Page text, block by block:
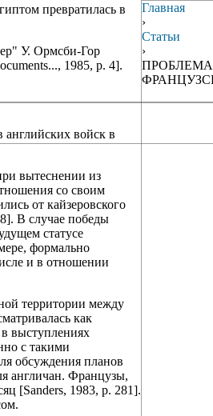
превратилась в
У. Ормсби-Гор
1985, p. 4].
войск в
вытеснении из
со своим
от кайзеровского
В случае победы
статусе
формально
и в отношении
территории между
как
выступлениях
с такими
обсуждения планов
англичан. Французы,
[Sanders, 1983, p. 281].
Главная
›
Статьи
›